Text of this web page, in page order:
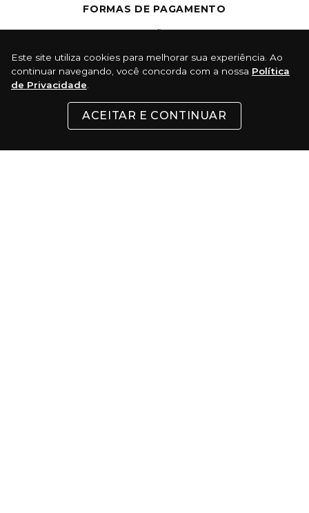
Este site utiliza cookies para melhorar sua experiência. Ao
continuar navegando, você concorda com a nossa Política
de Privacidade
ACEITAR E CONTINUAR
FORMAS DE PAGAMENTO
Cartões
Com 5% de desconto
Boleto